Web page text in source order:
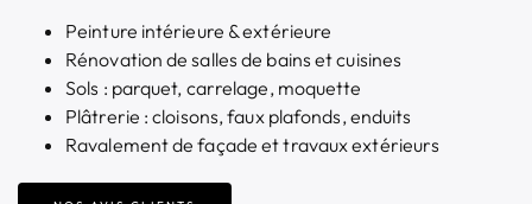
Peinture intérieure & extérieure
Rénovation de salles de bains et cuisines
Sols : parquet, carrelage, moquette
Plâtrerie : cloisons, faux plafonds, enduits
Ravalement de façade et travaux extérieurs